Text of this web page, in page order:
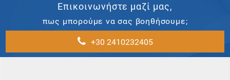
Επικοινωνήστε μαζί μας,
πως μπορούμε να σας βοηθήσουμε;
+30 2410232405